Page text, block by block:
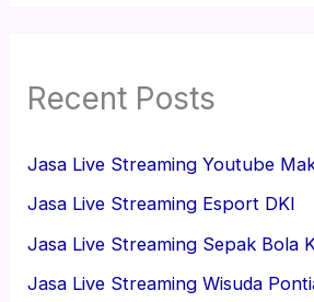
Recent Posts
Jasa Live Streaming Youtube
Jasa Live Streaming Esport DKI
Jasa Live Streaming Sepak Bola
Jasa Live Streaming Wisuda